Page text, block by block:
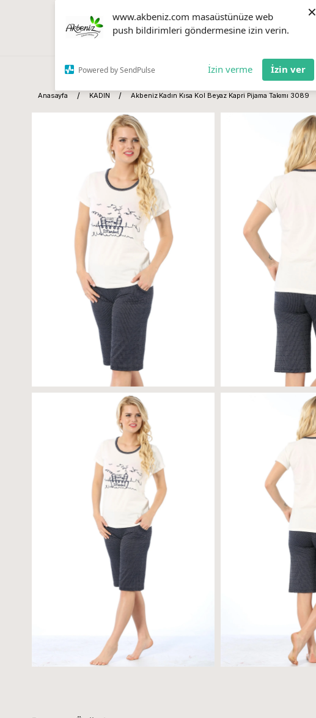
www.akbeniz.com masaüstünüze web
push bildirimleri göndermesine izin verin.
Powered by SendPulse İzin verme İzin ver
×
Anasayfa KADIN Akbeniz Kadın Kısa Kol Beyaz Kapri Pijama Takımı 3089